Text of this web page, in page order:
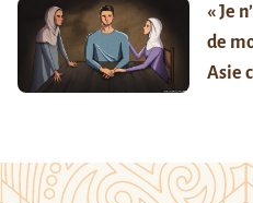
« Je
de
Asie